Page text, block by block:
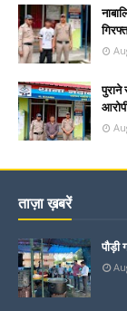
ताज़ा ख़बरें
पौड़ी